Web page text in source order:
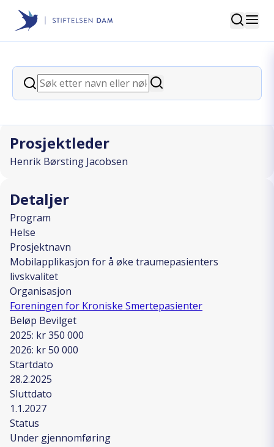
Stiftelsen Dam
Søk
Søk
Søk
back
Mobilapplikasjon for å øke
Prosjektleder
Henrik Børsting Jacobsen
Detaljer
Program
Helse
Prosjektnavn
Mobilapplikasjon for å øke traumepasienters
livskvalitet
Organisasjon
Foreningen for Kroniske Smertepasienter
Beløp Bevilget
2025: kr 350 000
2026: kr 50 000
Startdato
28.2.2025
Sluttdato
1.1.2027
Status
Under gjennomføring